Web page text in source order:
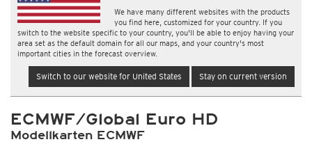
We have many different websites with the products
you find here, customized for your country. If you
switch to the website specific to your country, you'll be able to enjoy having your
area set as the default domain for all our maps, and your country's most
important cities in the forecast overview.
Switch to our website for United States Stay on current version
ECMWF/Global Euro HD
Modellkarten ECMWF